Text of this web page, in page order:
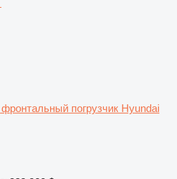
фронтальный погрузчик Hyundai